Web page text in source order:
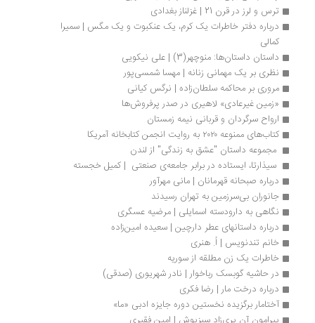
ترس و لرز در قرن 21 | غزلناز بغدادی
کمالی
داستان داستان‌ها: منوچهر(3) | علی نیکویی
نظری بر یک مهمانی زنانه | مهسا شمسی‌پور
مروری بر محاکمه سلطان‏‌زاده | نرگس کیانی
«زمین غیرعادی» لاهیری در صدر پرفروش‌ها
ارواح سرگردان و قربانی نیمه زمستان
کتاب‌های ممنوعه ۲۰۲۰ به روایت انجمن کتابخانه آمریکا
مجموعه داستان "عشق به زندگی" از لندن
سیذارتا، ایستاده در برابر جامعه‌ی صنعتی  | کمیل خجسته
درباره صبحانه قهرمانان | مانی مهرآور
جانوران بی‌سرزمین به تهران رسیدند
نگاهی به دارودسته‌ اسمایلی | مرضیه عسگری
درباره داستانهای عطر دارچین | سعیده امین‌زاده
خانم تندنویس | اُ. هنری
خاطرات یک زن مطلقه از سوریه
در حاشیه گوبسک رباخوار | نادر شهریوری (صدقی)
درباره درخت مار | رضا فکری
آختامار برگزیده نخستین دوره جایزه ادبی «ما»